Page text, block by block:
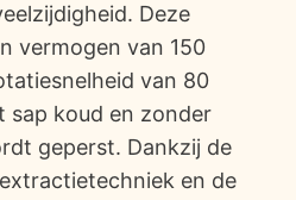
Deze
vermogen van 150
van 80
sap koud en zonder
geperst. Dankzij de
en de